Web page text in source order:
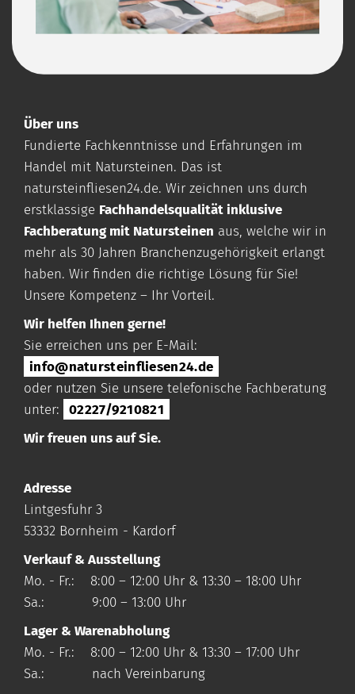
Über uns
Fundierte Fachkenntnisse und Erfahrungen im
Handel mit Natursteinen. Das ist
natursteinfliesen24.de. Wir zeichnen uns durch
erstklassige Fachhandelsqualität inklusive
Fachberatung mit Natursteinen aus, welche wir in
mehr als 30 Jahren Branchenzugehörigkeit erlangt
haben. Wir finden die richtige Lösung für Sie!
Unsere Kompetenz – Ihr Vorteil.
Wir helfen Ihnen gerne!
Sie erreichen uns per E-Mail:
info@natursteinfliesen24.de
oder nutzen Sie unsere telefonische Fachberatung
unter:
02227/9210821
Wir freuen uns auf Sie.
Adresse
Lintgesfuhr 3
53332 Bornheim - Kardorf
Verkauf & Ausstellung
Mo. - Fr.: 8:00 – 12:00 Uhr & 13:30 – 18:00 Uhr
Sa.: 9:00 – 13:00 Uhr
Lager & Warenabholung
Mo. - Fr.: 8:00 – 12:00 Uhr & 13:30 – 17:00 Uhr
Sa.: nach Vereinbarung